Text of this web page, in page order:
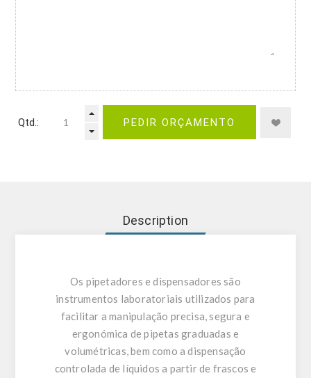
Qtd.: PEDIR ORÇAMENTO
Description
Os pipetadores e dispensadores são
instrumentos laboratoriais utilizados para
facilitar a manipulação precisa, segura e
ergonómica de pipetas graduadas e
volumétricas, bem como a dispensação
controlada de líquidos a partir de frascos e